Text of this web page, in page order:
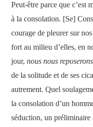
Peut-être parce que c’est
à la consolation. [Se]
courage de pleurer sur
fort au milieu d’elles, en
jour, nous nous
de la solitude et de ses
autrement. Quel
la consolation d’un
séduction, un préliminaire